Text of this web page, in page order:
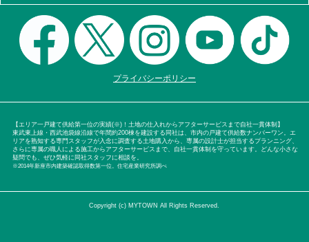
プライバシーポリシー
【エリア一戸建て供給第一位の実績(※)！土地の仕入れからアフターサービスまで自社一貫体制】
東武東上線・西武池袋線沿線で年間約200棟を建設する同社は、市内の戸建て供給数ナンバーワン。エ
リアを熟知する専門スタッフが入念に調査する土地購入から、専属の設計士が担当するプランニング、
さらに専属の職人による施工からアフターサービスまで、自社一貫体制を守っています。どんな小さな
疑問でも、ぜひ気軽に同社スタッフに相談を。
※2014年新座市内建築確認取得数第一位。住宅産業研究所調べ
Copyright (c) MYTOWN All Rights Reserved.